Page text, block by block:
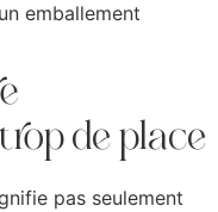
emballement
de place
pas seulement